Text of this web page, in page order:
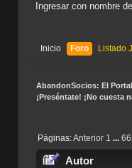
Ingresar con nombre
Inicio Foro Listado
AbandonSocios: El
¡Preséntate! ¡No cuesta
Páginas:Anterior 1 ... 66
Autor